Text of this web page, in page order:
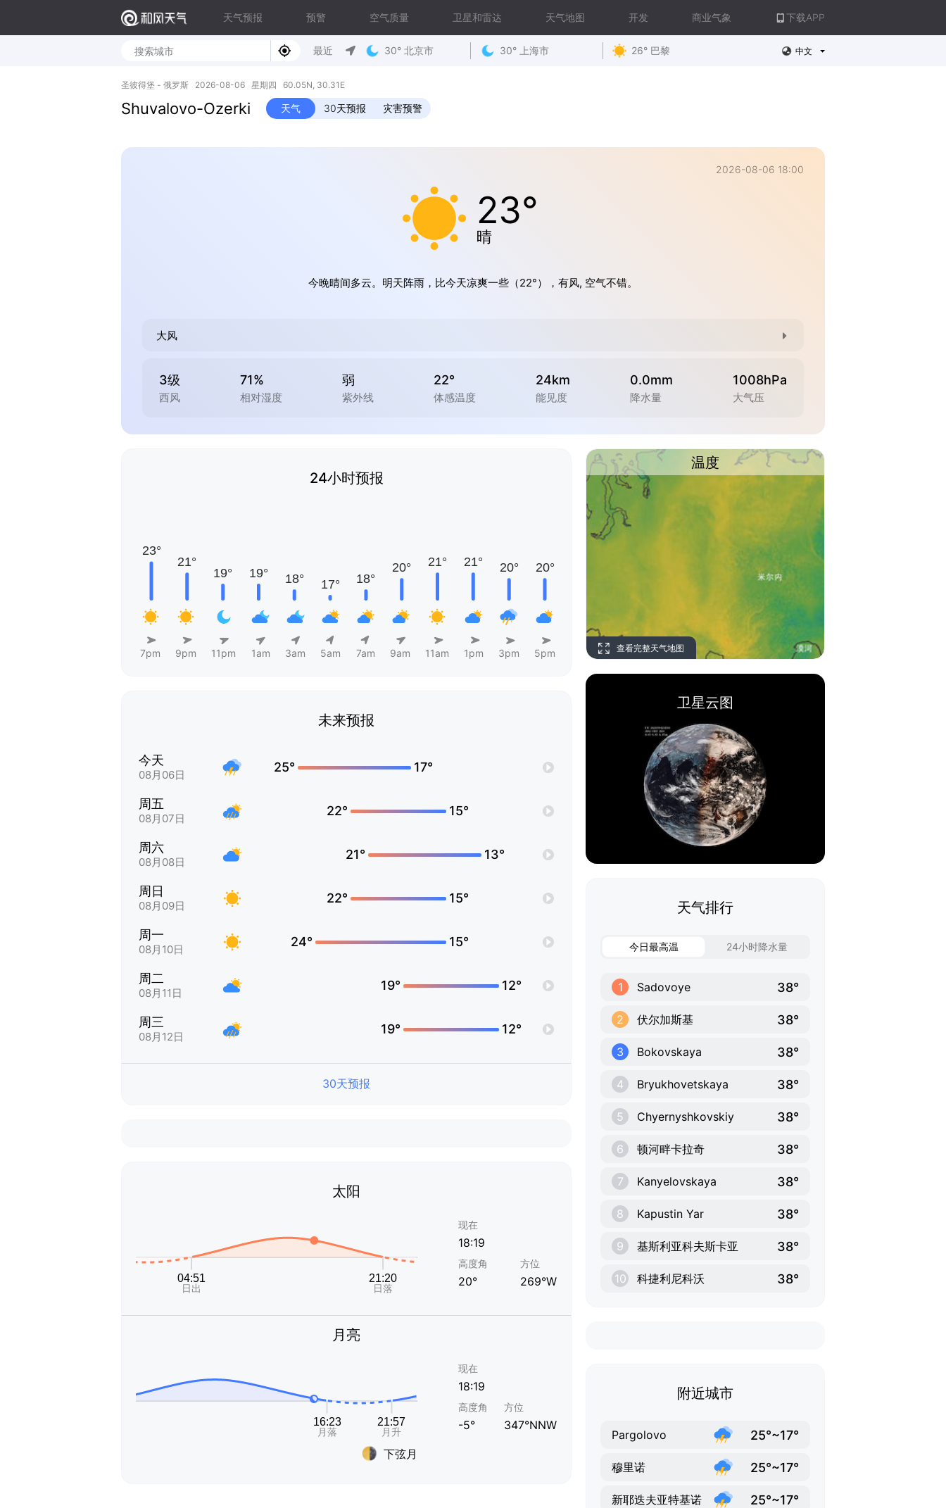
天气预报 预警 空气质量 卫星和雷达 天气地图 开发 商业气象 下载APP
最近 30° 北京市 30° 上海市 26° 巴黎 中文
圣彼得堡 - 俄罗斯 2026-08-06 星期四 60.05N, 30.31E
Shuvalovo-Ozerki 天气 30天预报 灾害预警
2026-08-06 18:00
23°
晴
今晚晴间多云。明天阵雨，比今天凉爽一些（22°），有风, 空气不错。
大风
3级
西风
71%
相对湿度
弱
紫外线
22°
体感温度
24km
能见度
0.0mm
降水量
1008hPa
大气压
24小时预报
7pm 9pm 11pm 1am 3am 5am 7am 9am 11am 1pm 3pm 5pm
未来预报
今天
08月06日
25° 17°
周五
08月07日
22° 15°
周六
08月08日
21° 13°
周日
08月09日
22° 15°
周一
08月10日
24° 15°
周二
08月11日
19° 12°
周三
08月12日
19° 12°
30天预报
太阳
现在
18:19
高度角
20°
方位
269°W
月亮
下弦月
现在
18:19
高度角
-5°
方位
347°NNW
温度
查看完整天气地图
卫星云图
天气排行
今日最高温 24小时降水量
1 Sadovoye 38°
2 伏尔加斯基 38°
3 Bokovskaya 38°
4 Bryukhovetskaya 38°
5 Chyernyshkovskiy 38°
6 顿河畔卡拉奇 38°
7 Kanyelovskaya 38°
8 Kapustin Yar 38°
9 基斯利亚科夫斯卡亚 38°
10 科捷利尼科沃 38°
附近城市
Pargolovo 25°~17°
穆里诺 25°~17°
新耶迭夫亚特基诺 25°~17°